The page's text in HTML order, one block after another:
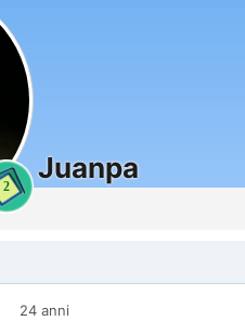
2
Juanpa
24 anni